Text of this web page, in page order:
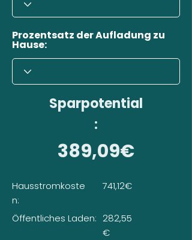
Prozentsatz der Aufladung zu
Hause:
Sparpotential
:
389,09€
Hausstromkoste
n:
Öffentliches Laden:
741,12€
282,55
€